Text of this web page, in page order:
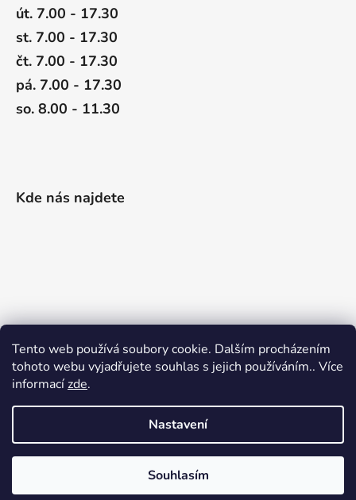
Tento web používá soubory cookie. Dalším procházením
tohoto webu vyjadřujete souhlas s jejich používáním.. Více
informacízde.
Nastavení
Souhlasím
út. 7.00 - 17.30
st. 7.00 - 17.30
čt. 7.00 - 17.30
pá. 7.00 - 17.30
so. 8.00 - 11.30
Kde nás najdete
Vytvořil Shoptet|Realizoval Appgrade
Železářství Keller